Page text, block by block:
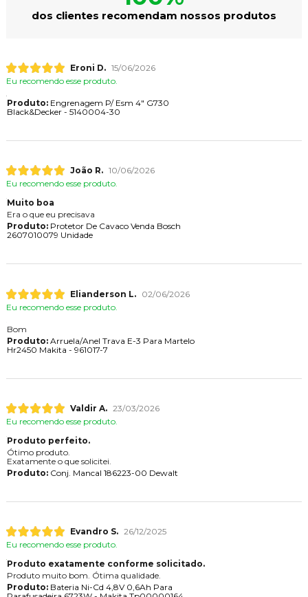
dos clientes recomendam nossos produtos
Eroni D. 15/06/2026
Eu recomendo esse produto.
Produto:Engrenagem P/ Esm 4" G730
Black&Decker - 5140004-30
João R. 10/06/2026
Eu recomendo esse produto.
Muito boa
Era o que eu precisava
Produto:Protetor De Cavaco Venda Bosch
2607010079 Unidade
Elianderson L.
02/06/2026
Eu recomendo esse produto.
Bom
Produto:Arruela/Anel Trava E-3 Para Martelo
Hr2450 Makita - 961017-7
Valdir A. 23/03/2026
Eu recomendo esse produto.
Produto perfeito.
Ótimo produto.
Exatamente o que solicitei.
Produto:Conj. Mancal 186223-00 Dewalt
Evandro S. 26/12/2025
Eu recomendo esse produto.
Produto exatamente conforme solicitado.
Produto muito bom. Ótima qualidade.
Produto:Bateria Ni-Cd 4,8V 0,6Ah Para